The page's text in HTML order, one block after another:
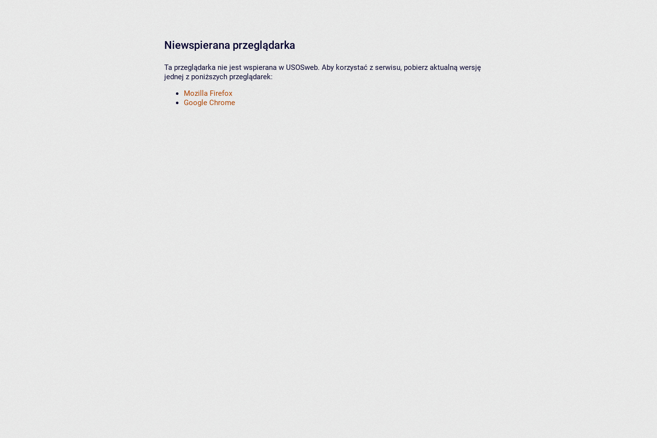
Niewspierana przeglądarka
Ta przeglądarka nie jest wspierana w USOSweb. Aby korzystać z serwisu, pobierz aktualną wersję
jednej z poniższych przeglądarek:
Mozilla Firefox
Google Chrome